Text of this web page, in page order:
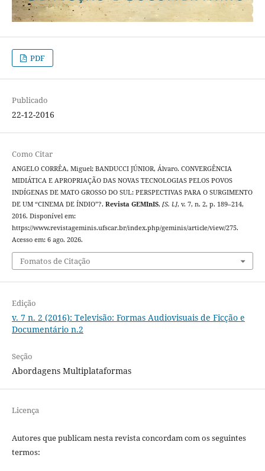
PDF
Publicado
22-12-2016
Como Citar
ANGELO CORRÊA, Miguel; BANDUCCI JÚNIOR, Álvaro. CONVERGÊNCIA
MIDIÁTICA E APROPRIAÇÃO DAS NOVAS TECNOLOGIAS PELOS POVOS
INDÍGENAS DE MATO GROSSO DO SUL: PERSPECTIVAS PARA O SURGIMENTO
DE UM “CINEMA DE ÍNDIO”?. Revista GEMInIS, [S. l.], v. 7, n. 2, p. 189–214,
2016. Disponível em:
https://www.revistageminis.ufscar.br/index.php/geminis/article/view/275.
Acesso em: 6 ago. 2026.
Fomatos de Citação
Edição
v. 7 n. 2 (2016): Televisão: Formas Audiovisuais de Ficção e
Documentário n.2
Seção
Abordagens Multiplataformas
Licença
Autores que publicam nesta revista concordam com os seguintes
termos: